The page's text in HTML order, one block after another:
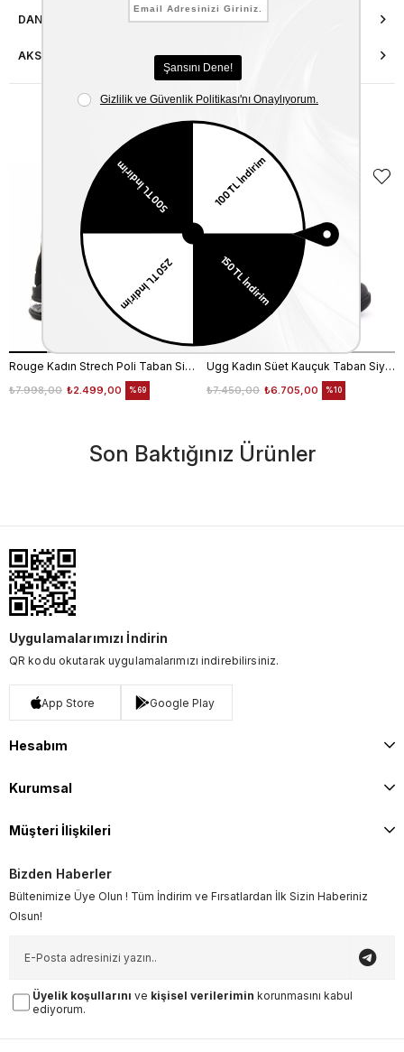
DANIŞMA HATTI
AKSESUAR ONARIMI
Benzer Ürünler
Rouge Kadın Strech Poli Taban Siyah Günlük Bot
₺2.499,00
₺7.998,00 %69
Ugg Kadın Süet Kauçuk Taban Siyah Günlük Bot
₺6.705,00
₺7.450,00 %10
EKLE5
KODUYLA
%5
EKSTRA
Son Baktığınız Ürünler
Uygulamalarımızı İndirin
QR kodu okutarak uygulamalarımızı indirebilirsiniz.
App Store Google Play
Hesabım
Kurumsal
Müşteri İlişkileri
Bizden Haberler
Bültenimize Üye Olun ! Tüm İndirim ve Fırsatlardan İlk Sizin Haberiniz
Olsun!
Üyelik koşullarını ve kişisel verilerimin korunmasını kabul
ediyorum.